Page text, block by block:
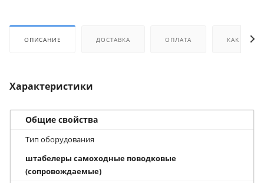
ОПИСАНИЕ ДОСТАВКА ОПЛАТА КАК
Характеристики
Общие свойства
Тип оборудования
штабелеры самоходные поводковые
(сопровождаемые)